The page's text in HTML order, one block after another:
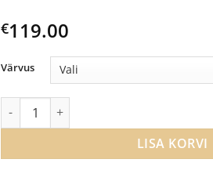
€119.00
Värvus
Flexson jalg Sonos Era 300 kõlarile kogus
LISA KORVI